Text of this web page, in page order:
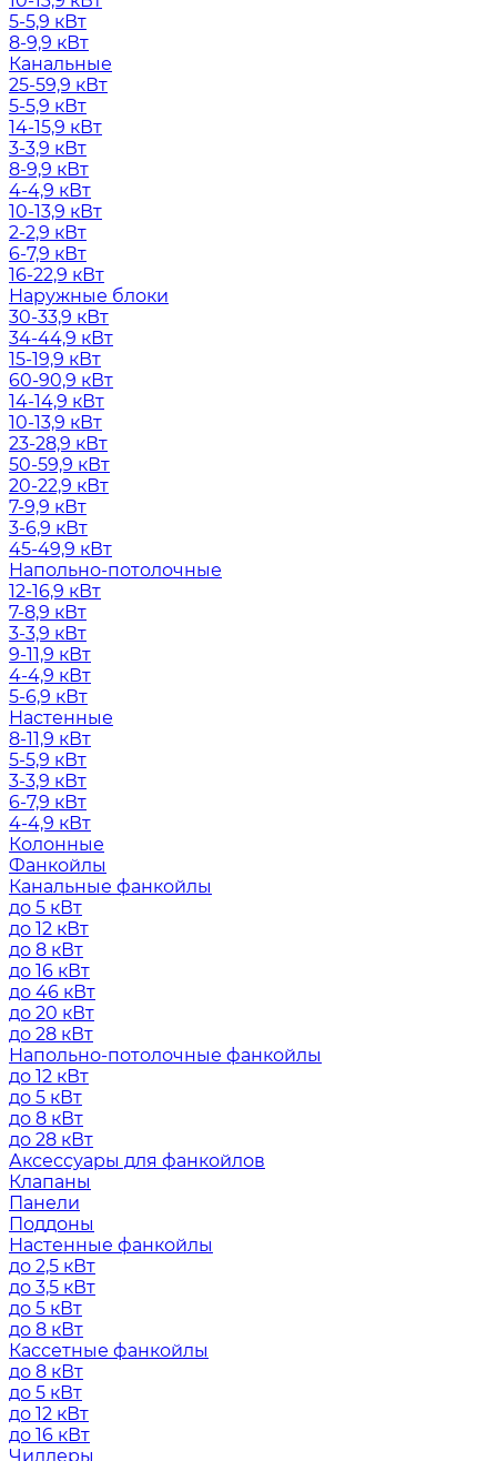
5-5,9 кВт
8-9,9 кВт
Канальные
25-59,9 кВт
5-5,9 кВт
14-15,9 кВт
3-3,9 кВт
8-9,9 кВт
4-4,9 кВт
10-13,9 кВт
2-2,9 кВт
6-7,9 кВт
16-22,9 кВт
Наружные блоки
30-33,9 кВт
34-44,9 кВт
15-19,9 кВт
60-90,9 кВт
14-14,9 кВт
10-13,9 кВт
23-28,9 кВт
50-59,9 кВт
20-22,9 кВт
7-9,9 кВт
3-6,9 кВт
45-49,9 кВт
Напольно-потолочные
12-16,9 кВт
7-8,9 кВт
3-3,9 кВт
9-11,9 кВт
4-4,9 кВт
5-6,9 кВт
Настенные
8-11,9 кВт
5-5,9 кВт
3-3,9 кВт
6-7,9 кВт
4-4,9 кВт
Колонные
Фанкойлы
Канальные фанкойлы
до 5 кВт
до 12 кВт
до 8 кВт
до 16 кВт
до 46 кВт
до 20 кВт
до 28 кВт
Напольно-потолочные фанкойлы
до 12 кВт
до 5 кВт
до 8 кВт
до 28 кВт
Аксессуары для фанкойлов
Клапаны
Панели
Поддоны
Настенные фанкойлы
до 2,5 кВт
до 3,5 кВт
до 5 кВт
до 8 кВт
Кассетные фанкойлы
до 8 кВт
до 5 кВт
до 12 кВт
до 16 кВт
Чиллеры